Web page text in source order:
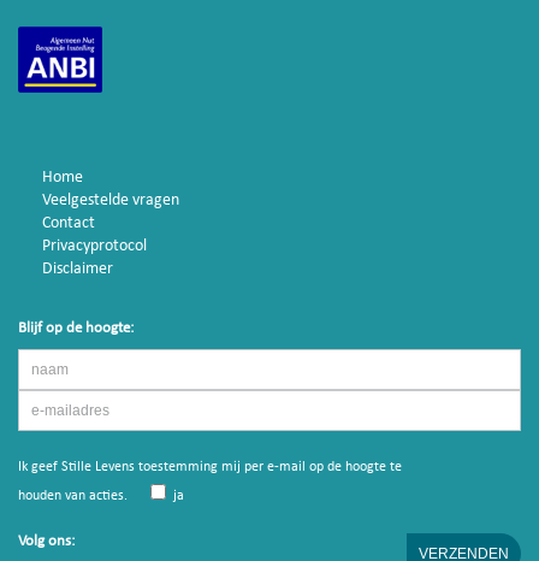
Home
Veelgestelde vragen
Contact
Privacyprotocol
Disclaimer
Blijf op de hoogte:
Ik geef Stille Levens toestemming mij per e-mail op de hoogte te
houden van acties.
ja
Volg ons: